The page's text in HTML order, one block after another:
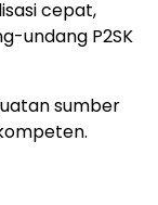
cepat,
undang P2SK
sumber